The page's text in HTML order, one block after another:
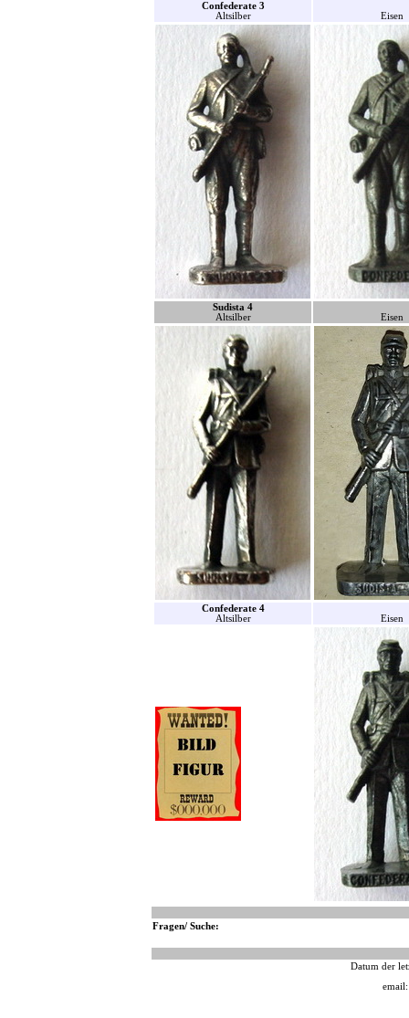
Confederate 3
Altsilber
Eisen
Sudista 4
Altsilber
Eisen
Confederate 4
Altsilber
Eisen
Fragen/ Suche:
Datum der